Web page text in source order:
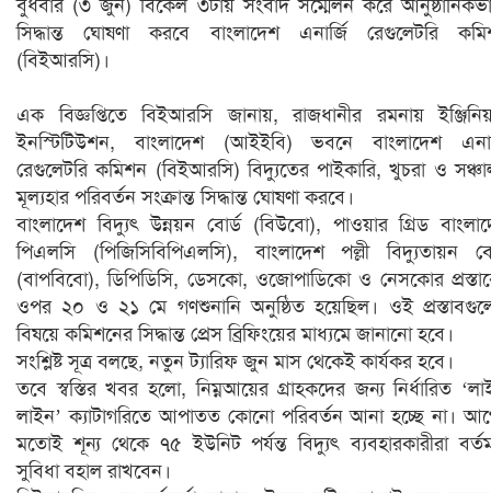
বুধবার (৩ জুন) বিকেল ৩টায় সংবাদ সম্মেলন করে
সিদ্ধান্ত ঘোষণা করবে বাংলাদেশ এনার্জি রেগুলেটরি
(বিইআরসি)।
এক বিজ্ঞপ্তিতে বিইআরসি জানায়, রাজধানীর রমনায়
ইনস্টিটিউশন, বাংলাদেশ (আইইবি) ভবনে বাংলাদেশ
রেগুলেটরি কমিশন (বিইআরসি) বিদ্যুতের পাইকারি, খুচরা ও
মূল্যহার পরিবর্তন সংক্রান্ত সিদ্ধান্ত ঘোষণা করবে।
বাংলাদেশ বিদ্যুৎ উন্নয়ন বোর্ড (বিউবো), পাওয়ার গ্রিড
পিএলসি (পিজিসিবিপিএলসি), বাংলাদেশ পল্লী বিদ্যুতায়ন
(বাপবিবো), ডিপিডিসি, ডেসকো, ওজোপাডিকো ও নেসকোর
ওপর ২০ ও ২১ মে গণশুনানি অনুষ্ঠিত হয়েছিল। ওই
বিষয়ে কমিশনের সিদ্ধান্ত প্রেস ব্রিফিংয়ের মাধ্যমে জানানো হবে।
সংশ্লিষ্ট সূত্র বলছে, নতুন ট্যারিফ জুন মাস থেকেই কার্যকর হবে।
তবে স্বস্তির খবর হলো, নিম্নআয়ের গ্রাহকদের জন্য নির্ধারিত
লাইন’ ক্যাটাগরিতে আপাতত কোনো পরিবর্তন আনা হচ্ছে না।
মতোই শূন্য থেকে ৭৫ ইউনিট পর্যন্ত বিদ্যুৎ ব্যবহারকারীরা
সুবিধা বহাল রাখবেন।